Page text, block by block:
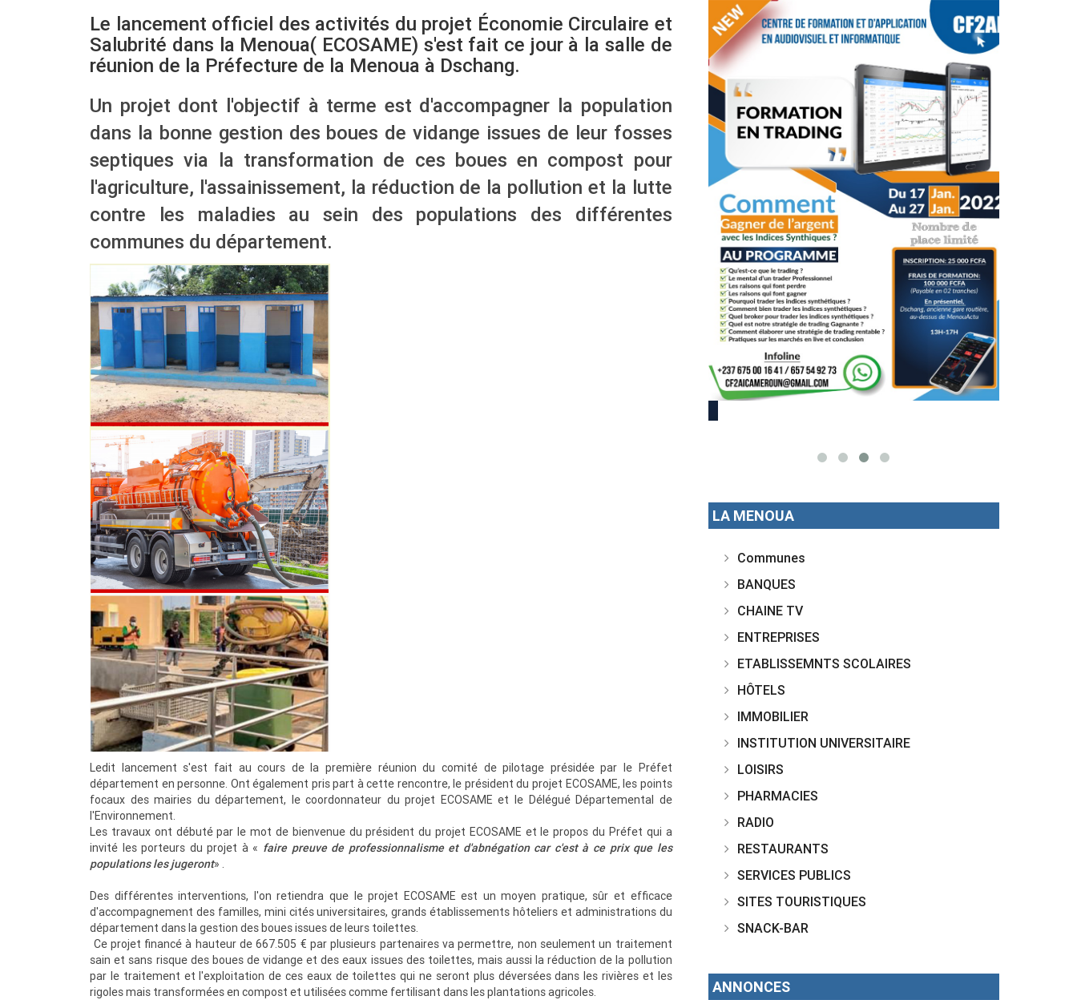
Le lancement officiel des activités du projet Économie Circulaire et
Salubrité dans la Menoua( ECOSAME) s'est fait ce jour à la salle de
réunion de la Préfecture de la Menoua à Dschang.
Un projet dont l'objectif à terme est d'accompagner la population
dans la bonne gestion des boues de vidange issues de leur fosses
septiques via la transformation de ces boues en compost pour
l'agriculture, l'assainissement, la réduction de la pollution et la lutte
contre les maladies au sein des populations des différentes
communes du département.
Ledit lancement s'est fait au cours de la première réunion du comité de pilotage présidée par le Préfet
département en personne. Ont également pris part à cette rencontre, le président du projet ECOSAME, les points
focaux des mairies du département, le coordonnateur du projet ECOSAME et le Délégué Départemental de
l'Environnement.
Les travaux ont débuté par le mot de bienvenue du président du projet ECOSAME et le propos du Préfet qui a
invité les porteurs du projet à « faire preuve de professionnalisme et d'abnégation car c'est à ce prix que les
populations les jugeront» .
Des différentes interventions, l'on retiendra que le projet ECOSAME est un moyen pratique, sûr et efficace
d'accompagnement des familles, mini cités universitaires, grands établissements hôteliers et administrations du
département dans la gestion des boues issues de leurs toilettes.
Ce projet financé à hauteur de 667.505 € par plusieurs partenaires va permettre, non seulement un traitement
sain et sans risque des boues de vidange et des eaux issues des toilettes, mais aussi la réduction de la pollution
par le traitement et l'exploitation de ces eaux de toilettes qui ne seront plus déversées dans les rivières et les
rigoles mais transformées en compost et utilisées comme fertilisant dans les plantations agricoles.
janvier 2022
Cameroun
LA MENOUA
Communes
BANQUES
CHAINE TV
ENTREPRISES
ETABLISSEMNTS SCOLAIRES
HÔTELS
IMMOBILIER
INSTITUTION UNIVERSITAIRE
LOISIRS
PHARMACIES
RADIO
RESTAURANTS
SERVICES PUBLICS
SITES TOURISTIQUES
SNACK-BAR
ANNONCES